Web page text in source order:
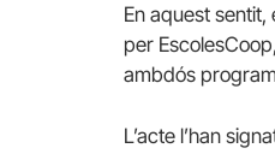
En aquest
per
ambdós
L’acte l’han